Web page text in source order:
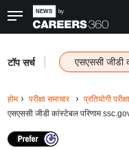
टॉप सर्च एसएससी जीडी
होम परीक्षा समाचार प्रतियोगी
एसएससी जीडी कांस्टेबल परिणाम